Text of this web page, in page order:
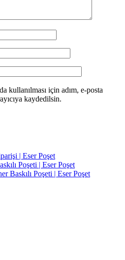
kullanılması için adım, e-posta
kaydedilsin.
| Eser Poşet
Poşeti | Eser Poşet
Baskılı Poşeti | Eser Poşet